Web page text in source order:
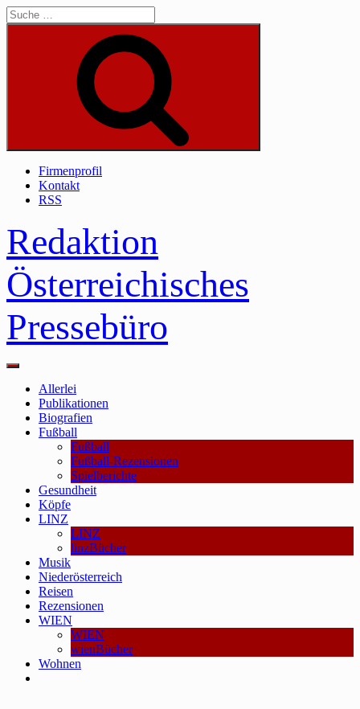
Skip
to
Suche
Firmenprofil
Kontakt
RSS
Redaktion
Österreichisches
Pressebüro
Main
Allerlei
Publikationen
Biografien
Fußball
Fußball
Fußball-Rezensionen
Spielberichte
Gesundheit
Köpfe
LINZ
LINZ
linzBücher
Musik
Niederösterreich
Reisen
Rezensionen
WIEN
WIEN
wienBücher
Wohnen